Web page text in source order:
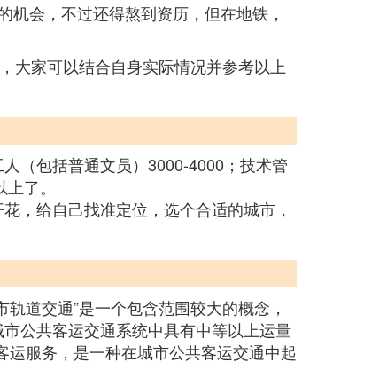
会，不过还得熬到资历，但在地铁，
大家可以结合自身实际情况并参考以上
（包括普通文员）3000-4000；技术管
了。
，给自己找准定位，选个合适的城市，
道交通”是一个包含范围较大的概念，
公共客运交通系统中具有中等以上运量
服务，是一种在城市公共客运交通中起